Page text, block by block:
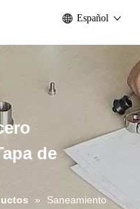
Español
de
»
Saneamiento